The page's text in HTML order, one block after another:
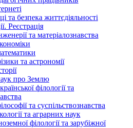
та безпека життєдіяльності
Реєстрація
та матеріалознавства
та астрономії
про Землю
філології та
та суспільствознавства
та аграрних наук
філології та зарубіжної